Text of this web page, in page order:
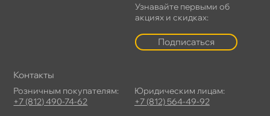
Узнавайте первыми о
акциях и скидках:
Подписаться
Контакты
Розничным покупателям:
+7 (812) 490-74-62
Юридическим лицам:
+7 (812) 564-49-92